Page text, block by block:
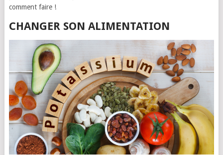
comment faire !
CHANGER SON ALIMENTATION